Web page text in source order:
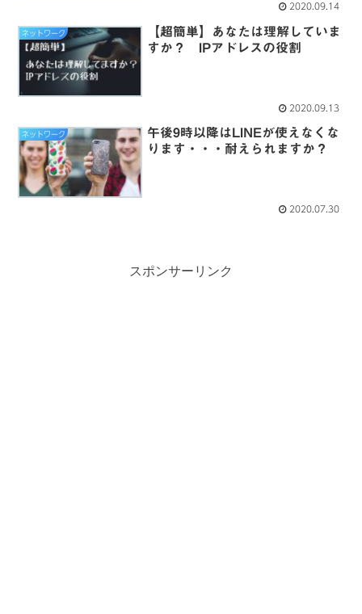
2020.09.14
ネットワーク
【超簡単】あなたは理解していま
すか？ IPアドレスの役割
2020.09.13
ネットワーク
午後9時以降はLINEが使えなくな
ります・・・耐えられますか？
2020.07.30
スポンサーリンク